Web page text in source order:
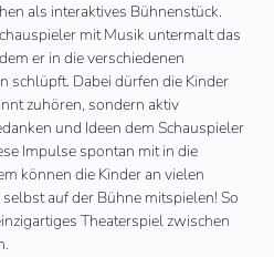
als interaktives Bühnenstück.
mit Musik untermalt das
er in die verschiedenen
schlüpft. Dabei dürfen die Kinder
zuhören, sondern aktiv
und Ideen dem Schauspieler
Impulse spontan mit in die
können die Kinder an vielen
auf der Bühne mitspielen! So
Theaterspiel zwischen